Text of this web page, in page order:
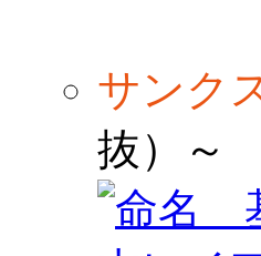
サンク
抜）～